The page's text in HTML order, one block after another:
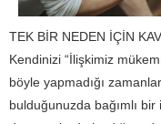
TEK BİR NEDEN İÇİN
Kendinizi “İlişkimiz
böyle yapmadığı
bulduğunuzda bağımlı